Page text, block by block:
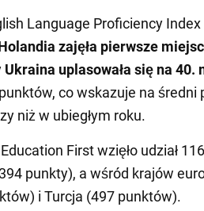
Language Proficiency Index
zajęła pierwsze
Ukraina uplasowała się na 40.
co wskazuje na średni
niż w ubiegłym roku.
Education First wzięło udział
punkty), a wśród krajów
i Turcja (497 punktów).